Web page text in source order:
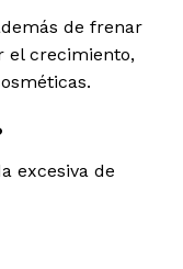
de frenar
el crecimiento,
excesiva de